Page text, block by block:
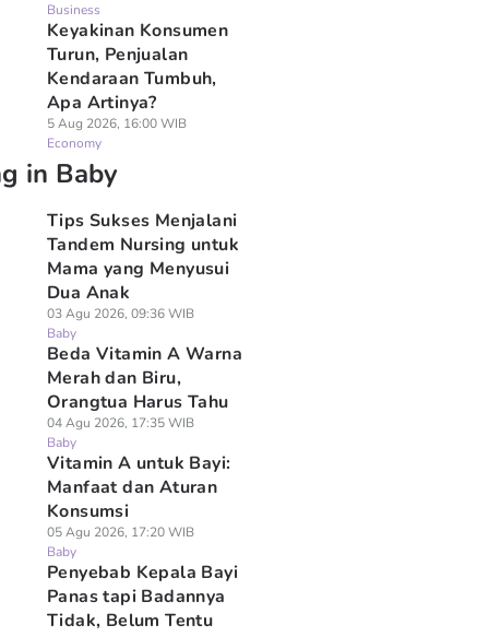
Business
Keyakinan Konsumen
Turun, Penjualan
Kendaraan Tumbuh,
Apa Artinya?
5 Aug 2026, 16:00 WIB
Economy
in Baby
Tips Sukses Menjalani
Tandem Nursing untuk
Mama yang Menyusui
Dua Anak
03 Agu 2026, 09:36 WIB
Baby
Beda Vitamin A Warna
Merah dan Biru,
Orangtua Harus Tahu
04 Agu 2026, 17:35 WIB
Baby
Vitamin A untuk Bayi:
Manfaat dan Aturan
Konsumsi
05 Agu 2026, 17:20 WIB
Baby
Penyebab Kepala Bayi
Panas tapi Badannya
Tidak, Belum Tentu